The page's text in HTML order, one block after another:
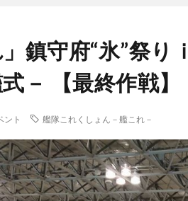
」鎮守府“氷”祭
－ 【最終作戦】
ント 艦隊これくしょん－艦これ－